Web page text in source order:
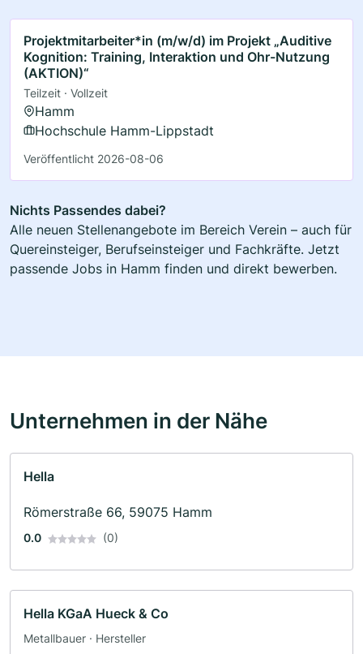
Projektmitarbeiter*in (m/w/d) im Projekt „Auditive
Kognition: Training, Interaktion und Ohr-Nutzung
(AKTION)“
Teilzeit · Vollzeit
Hamm
Hochschule Hamm-Lippstadt
Veröffentlicht 2026-08-06
Nichts Passendes dabei?
Alle neuen Stellenangebote im Bereich Verein – auch für
Quereinsteiger, Berufseinsteiger und Fachkräfte. Jetzt
passende Jobs in Hamm finden und direkt bewerben.
Unternehmen in der Nähe
Hella
Römerstraße 66, 59075 Hamm
0.0 (0)
Hella KGaA Hueck & Co
Metallbauer · Hersteller